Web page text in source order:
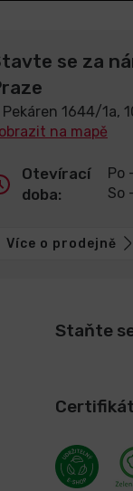
se za
Pekáren 1644/1a,
na mapě
Otevírací
doba:
Po
So
Více o prodejně
Staňte